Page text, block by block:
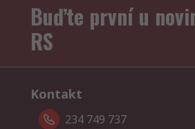
Buďte první u
RS
Kontakt
234 749 737